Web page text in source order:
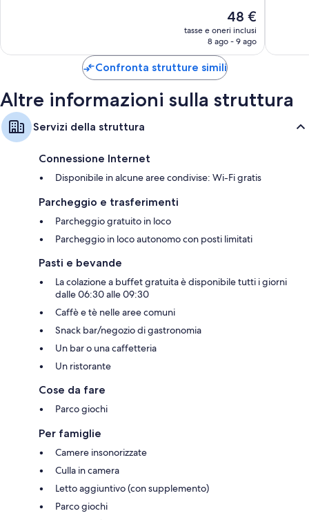
Il
prezzo
attuale
48 €
48 €
tasse e oneri inclusi
8 ago - 9 ago
Confronta strutture simili
Altre informazioni sulla struttura
Servizi della struttura
Connessione Internet
Disponibile in alcune aree condivise: Wi-Fi gratis
Parcheggio e trasferimenti
Parcheggio gratuito in loco
Parcheggio in loco autonomo con posti limitati
Pasti e bevande
La colazione a buffet gratuita è disponibile tutti i giorni
dalle 06:30 alle 09:30
Caffè e tè nelle aree comuni
Snack bar/negozio di gastronomia
Un bar o una caffetteria
Un ristorante
Cose da fare
Parco giochi
Per famiglie
Camere insonorizzate
Culla in camera
Letto aggiuntivo (con supplemento)
Parco giochi